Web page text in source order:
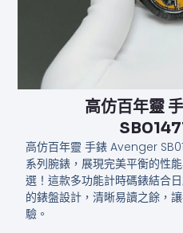
高仿百年靈
高仿百年靈 手錶 Avenger
系列腕錶，展現完美平衡的性
選！這款多功能計時碼錶結合
的錶盤設計，清晰易讀之餘，
驗。